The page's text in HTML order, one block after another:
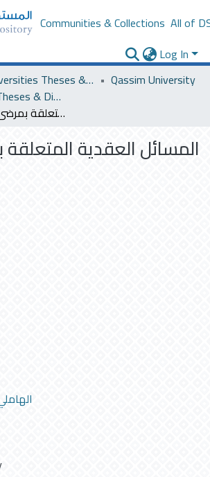
Communities & Collections All of
Log In
Saudi Universities Theses & Dissertations
Qassim University
Postgraduate Theses & Dissertations
المسائل العقدية المتعلقة بمرضى الطب التلطيفي
المسائل العقدية